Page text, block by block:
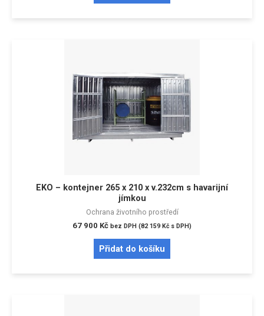
EKO – kontejner 265 x 210 x v.232cm s havarijní
jímkou
Ochrana životního prostředí
67 900 Kč bez DPH (82 159 Kč s DPH)
Přidat do košíku